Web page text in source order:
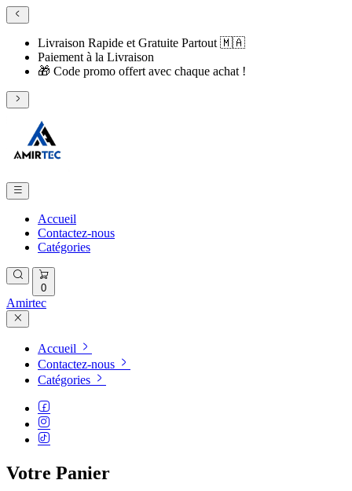
Livraison Rapide et Gratuite Partout 🇲🇦
​Paiement à la Livraison
​🎁 Code promo offert avec chaque achat !
Accueil
Contactez-nous
Catégories
0
Amirtec
Accueil
Contactez-nous
Catégories
Votre Panier